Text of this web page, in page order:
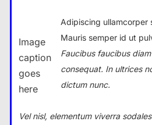
Image
caption
goes
here
Adipiscing ullamcorper
Mauris semper id ut
Faucibus faucibus
consequat. In ultrices
dictum nunc.
Vel nisl, elementum viverra